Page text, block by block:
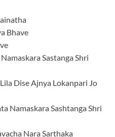
Bhave
Sastanga Shri
Dise Ajnya Lokanpari Jo
Namaskara Sashtanga Shri
Nara Sarthaka